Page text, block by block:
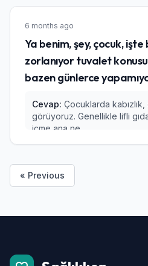
6 months ago
Ya benim, şey, çocuk,
zorlanıyor tuvalet
bazen günlerce
Cevap: Çocuklarda
görüyoruz. Genellikle lifli
içme ana ne...
« Previous